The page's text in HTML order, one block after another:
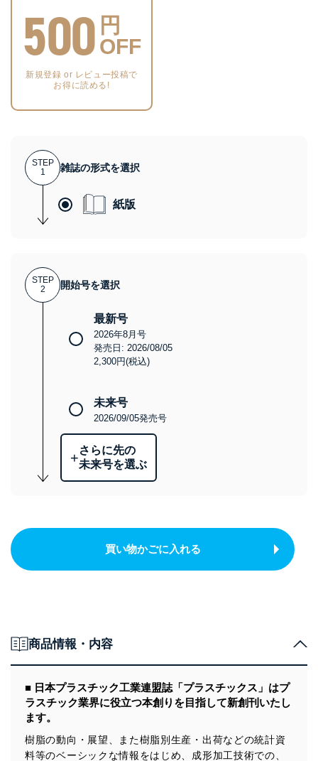
500 円
OFF
新規登録 or レビュー投稿で
お得に読める!
STEP
1
雑誌の形式を選択
紙版
STEP
2
開始号を選択
最新号
2026年8月号
発売日: 2026/08/05
2,300円(税込)
未来号
2026/09/05発売号
+さらに先の
未来号を選ぶ
買い物かごに入れる
商品情報・内容
■ 日本プラスチック工業連盟誌「プラスチックス」はプ
ラスチック業界に役立つ本創りを目指して新創刊いたし
ます。
樹脂の動向・展望、また樹脂別生産・出荷などの統計資
料等のベーシックな情報をはじめ、成形加工技術での、